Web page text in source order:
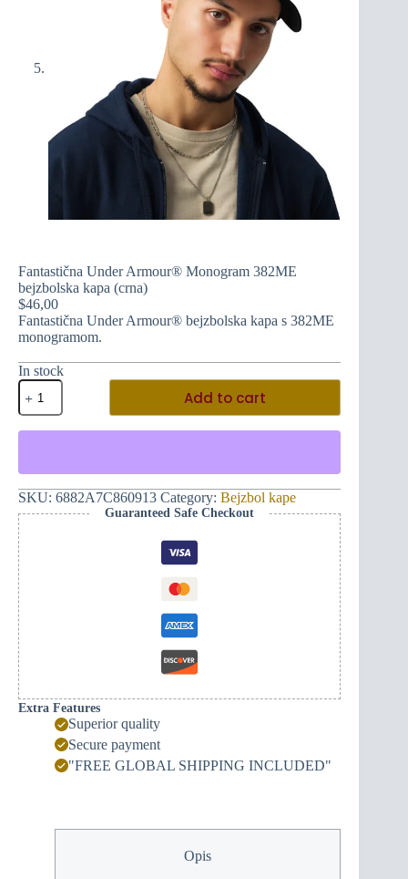
Fantastična Under Armour® Monogram 382ME
bejzbolska kapa (crna)
$46,00
Fantastična Under Armour® bejzbolska kapa s 382ME
monogramom.
In stock
Fantastična
Under
Armour®
Monogram
kapa
(crna)
Add to cart
SKU: 6882A7C860913 Category: Bejzbol kape
Guaranteed Safe Checkout
Extra Features
Superior quality
Secure payment
"FREE GLOBAL SHIPPING INCLUDED"
Opis